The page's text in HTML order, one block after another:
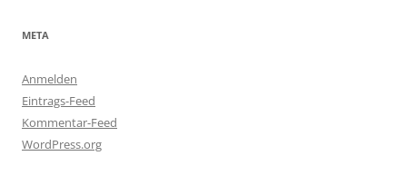
META
Anmelden
Eintrags-Feed
Kommentar-Feed
WordPress.org